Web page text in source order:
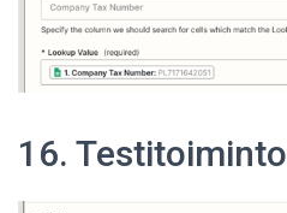
16. Testitoiminto